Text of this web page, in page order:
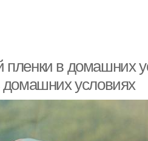
в домашних
домашних условиях